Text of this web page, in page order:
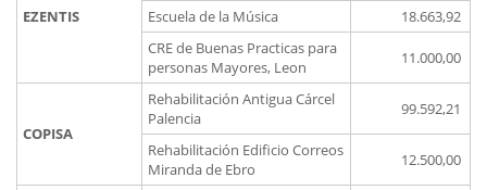
EZENTIS Escuela de la Música
18.663,92
CRE de Buenas Practicas para
personas Mayores, Leon
11.000,00
COPISA
Rehabilitación Antigua Cárcel
Palencia
99.592,21
Rehabilitación Edificio Correos
Miranda de Ebro
12.500,00